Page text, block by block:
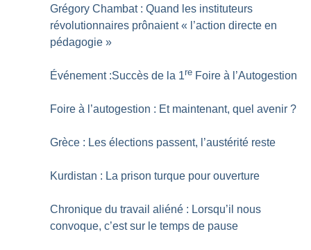
Grégory Chambat : Quand les instituteurs
révolutionnaires prônaient « l’action directe en
pédagogie »
Événement :Succès de la 1re Foire à l’Autogestion
Foire à l’autogestion : Et maintenant, quel avenir ?
Grèce : Les élections passent, l’austérité reste
Kurdistan : La prison turque pour ouverture
Chronique du travail aliéné : Lorsqu’il nous
convoque, c’est sur le temps de pause